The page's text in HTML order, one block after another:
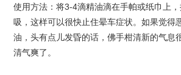
使用方法：将3-4滴精油滴在手帕或纸巾上
吸，这样可以很快止住晕车症状。如果觉得
油，头有点儿发昏的话，佛手柑清新的气息
清气爽了。